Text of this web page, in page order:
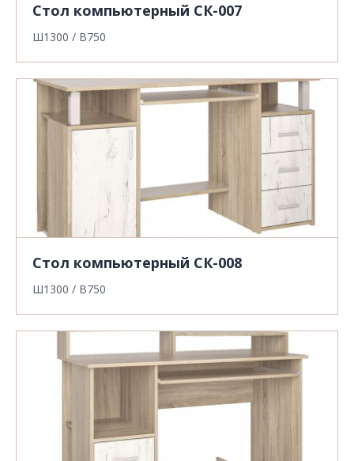
Стол компьютерный СК-007
Ш1300 / В750
Стол компьютерный СК-008
Ш1300 / В750